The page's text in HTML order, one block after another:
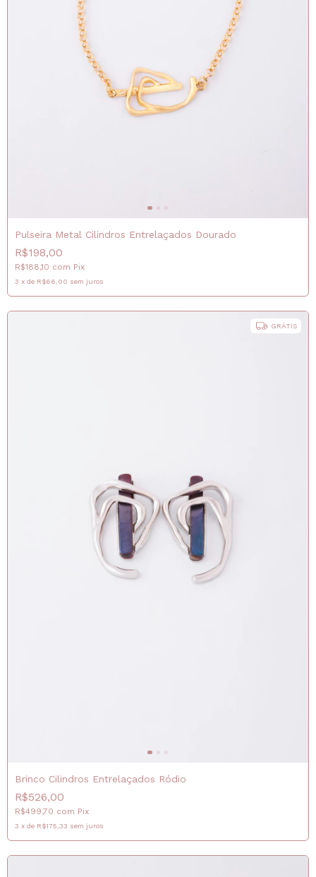
Pulseira Metal Cilindros Entrelaçados Dourado
R$198,00
R$188,10 com Pix
3 x de R$66,00 sem juros
GRÁTIS
Brinco Cilindros Entrelaçados Ródio
R$526,00
R$499,70 com Pix
3 x de R$175,33 sem juros